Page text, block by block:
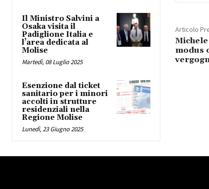
Il Ministro Salvini a
Osaka visita il
Padiglione Italia e
l’area dedicata al
Molise
Martedì, 08 Luglio 2025
Esenzione dal ticket
sanitario per i minori
accolti in strutture
residenziali nella
Regione Molise
Lunedì, 23 Giugno 2025
Articolo
modus